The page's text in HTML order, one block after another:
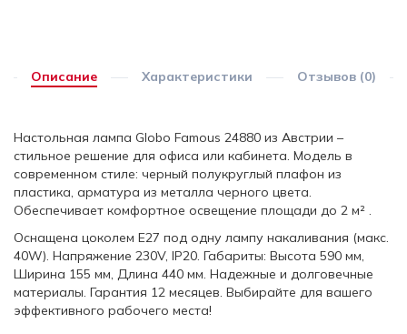
Описание Характеристики Отзывов (0)
Настольная лампа Globo Famous 24880 из Австрии –
стильное решение для офиса или кабинета. Модель в
современном стиле: черный полукруглый плафон из
пластика, арматура из металла черного цвета.
Обеспечивает комфортное освещение площади до 2 м² .
Оснащена цоколем E27 под одну лампу накаливания (макс.
40W). Напряжение 230V, IP20. Габариты: Высота 590 мм,
Ширина 155 мм, Длина 440 мм. Надежные и долговечные
материалы. Гарантия 12 месяцев. Выбирайте для вашего
эффективного рабочего места!